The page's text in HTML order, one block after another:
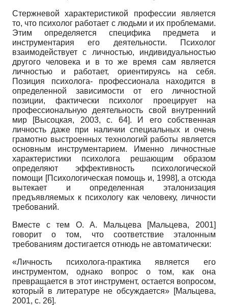
Стержневой характеристикой профессии является
то, что психолог работает с людьми и их проблемами.
Этим определяется специфика предмета и
инструментария его деятельности. Психолог
взаимодействует с личностью, индивидуальностью
другого человека и в то же время сам является
личностью и работает, ориентируясь на себя.
Позиция психолога- профессионала находится в
определенной зависимости от его личностной
позиции, фактически психолог проецирует на
профессиональную деятельность свой внутренний
мир [Высоцкая, 2003, с. 64]. И его собственная
личность даже при наличии специальных и очень
грамотно выстроенных технологий работы является
основным инструментарием. Именно личностные
характеристики психолога решающим образом
определяют эффективность психологической
помощи [Психологическая помощь и, 1998], а отсюда
вытекает и определенная эталонизация
предъявляемых к психологу как человеку, личности
требований.
Вместе с тем О. А. Мальцева [Мальцева, 2001]
говорит о том, что соответствие эталонным
требованиям достигается отнюдь не автоматически:
«Личность психолога-практика является его
инструментом, однако вопрос о том, как она
превращается в этот инструмент, остается вопросом,
который в литературе не обсуждается» [Мальцева,
2001, с. 26].